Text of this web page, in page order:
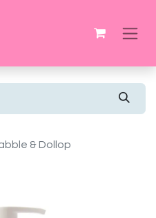
& Dollop